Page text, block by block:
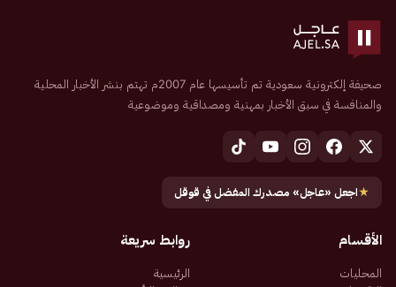
صحيفة إلكترونية سعودية تم تأسيسها عام 2007م تهتم بنشر الأخبار المحلية
والمنافسة في سبق الأخبار بمهنية ومصداقية وموضوعية
★اجعل «عاجل» مصدرك المفضل في قوقل
الأقسام
المحليات
روابط سريعة
الرئيسية